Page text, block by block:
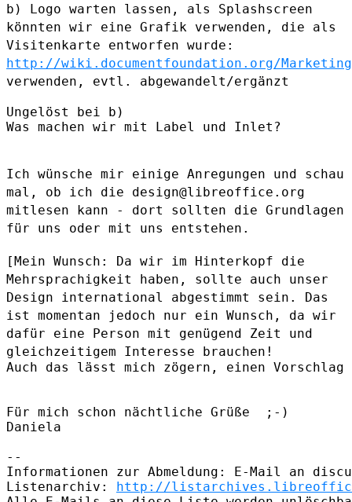
b) Logo warten lassen, als Splashscreen
könnten wir eine Grafik verwenden, die als
Visitenkarte entworfen wurde:
http://wiki.documentfoundation.org/Marketing/
verwenden, evtl. abgewandelt/ergänzt
Ungelöst bei b)
Was machen wir mit Label und Inlet?
Ich wünsche mir einige Anregungen und schau
mal, ob ich die design@libreoffice.org
mitlesen kann - dort sollten die Grundlagen
für uns oder mit uns entstehen.
[Mein Wunsch: Da wir im Hinterkopf die
Mehrsprachigkeit haben, sollte auch unser
Design international abgestimmt sein. Das
ist momentan jedoch nur ein Wunsch, da wir
dafür eine Person mit genügend Zeit und
gleichzeitigem Interesse brauchen!
Auch das lässt mich zögern, einen Vorschlag
Für mich schon nächtliche Grüße  ;-)
Daniela
--
Informationen zur Abmeldung: E-Mail an
Listenarchiv: http://